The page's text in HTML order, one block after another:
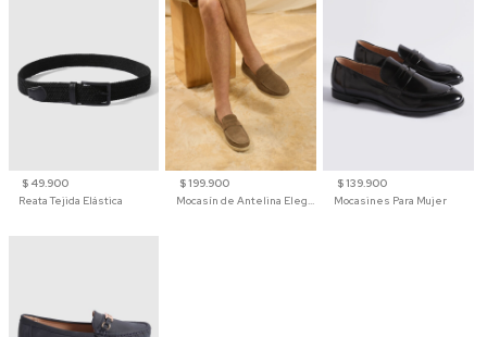
$ 49.900
Reata Tejida Elástica
$ 199.900
Mocasín de Antelina Elegante con Suela de Contraste Para Hombre
$ 139.900
Mocasines Para Mujer